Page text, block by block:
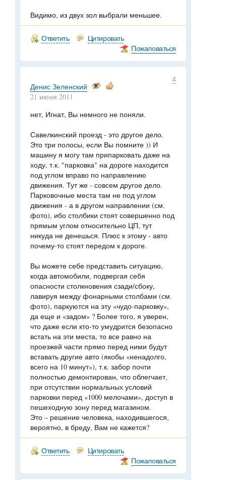
Видимо, из двух зол выбрали меньшее.
Ответить
Цитировать
Пожаловаться
4
Денис Зеленский
21 июня 2011
нет, Игнат, Вы немного не поняли.
Савелкинский проезд - это другое дело.
Это три полосы, если Вы помните )) И
машину я могу там припарковать даже на
ходу, т.к. "парковка" на дороге находится
под углом вправо по направлению
движения. Тут же - совсем другое дело.
Парковочные места там не под углом
движения - а в другом направлении (см.
фото), ибо столбики стоят совершенно под
прямым углом относительно ЦП, тут
никуда не денешься. Плюс к этому - авто
почему-то стоят передом к дороге.
Вы можете себе представить ситуацию,
когда автомобили, подвергая себя
опасности столкновения сзади/сбоку,
лавируя между фонарными столбами (см.
фото), паркуются на эту «чудо-парковку»,
да еще и «задом» ? Более того, я уверен,
что даже если кто-то умудрится безопасно
встать на эти места, то все равно на
проезжей части прямо перед ними будут
вставать другие авто (якобы «ненадолго,
всего на 10 минут»), т.к. забор почти
полностью демонтирован, что облегчает,
при отсутствии нормальных условий
парковки перед «1000 мелочами», доступ в
пешеходную зону перед магазином.
Это – решение человека, находившегося,
вероятно, в бреду, Вам не кажется?
Ответить
Цитировать
Пожаловаться